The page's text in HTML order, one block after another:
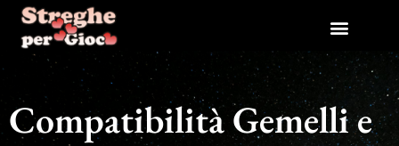
contenuto
Compatibilità Gemelli e